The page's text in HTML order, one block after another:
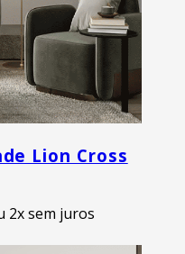
Lion Cross
2x sem juros